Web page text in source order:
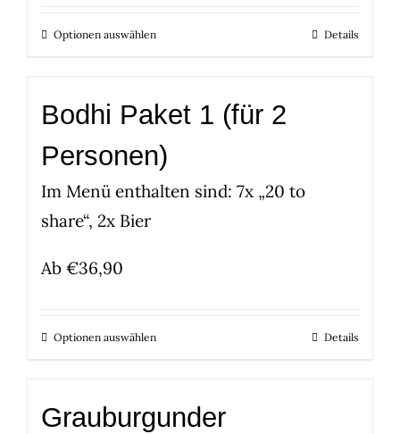
Optionen auswählen Details
Bodhi Paket 1 (für 2
Personen)
Im Menü enthalten sind: 7x „20 to
share“, 2x Bier
Ab €36,90
Optionen auswählen Details
Grauburgunder